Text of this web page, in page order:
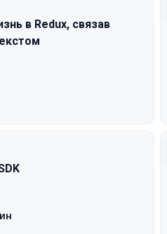
в Redux, связав